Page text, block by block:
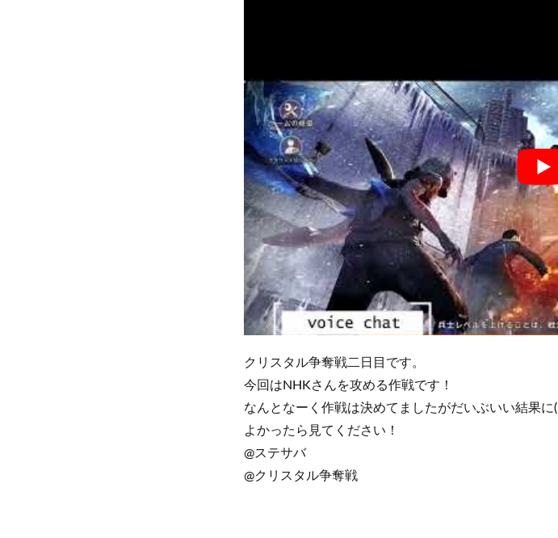
クリスタル争奪戦二日目です。
今回はNHKさんを攻める作戦です！
なんとなーく作戦は決めてましたがだいぶいい結果に
よかったら見てください！
@ステサバ
@クリスタル争奪戦